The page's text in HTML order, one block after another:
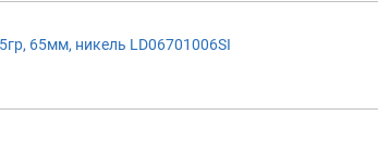
65мм, никель LD06701006SI